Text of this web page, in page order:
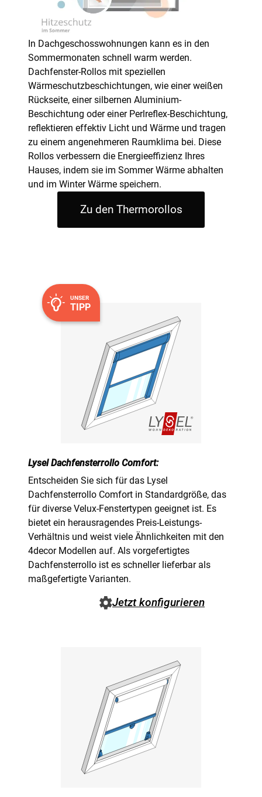
In Dachgeschosswohnungen kann es in den
Sommermonaten schnell warm werden.
Dachfenster-Rollos mit speziellen
Wärmeschutzbeschichtungen, wie einer weißen
Rückseite, einer silbernen Aluminium-
Beschichtung oder einer Perlreflex-Beschichtung,
reflektieren effektiv Licht und Wärme und tragen
zu einem angenehmeren Raumklima bei. Diese
Rollos verbessern die Energieeffizienz Ihres
Hauses, indem sie im Sommer Wärme abhalten
und im Winter Wärme speichern.
Zu den Thermorollos
UNSER
TIPP
Lysel Dachfensterrollo Comfort:
Entscheiden Sie sich für das Lysel
Dachfensterrollo Comfort in Standardgröße, das
für diverse Velux-Fenstertypen geeignet ist. Es
bietet ein herausragendes Preis-Leistungs-
Verhältnis und weist viele Ähnlichkeiten mit den
4decor Modellen auf. Als vorgefertigtes
Dachfensterrollo ist es schneller lieferbar als
maßgefertigte Varianten.
Jetzt konfigurieren